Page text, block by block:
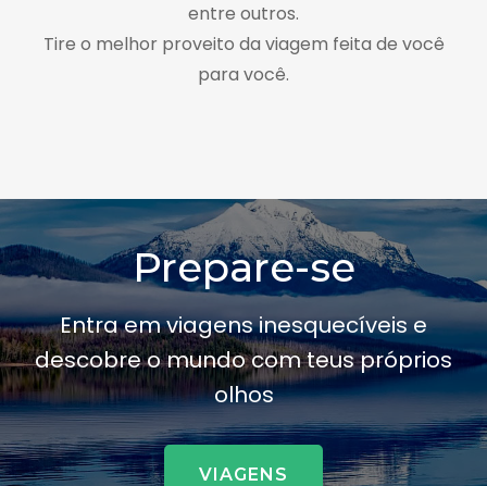
entre outros.
Tire o melhor proveito da viagem feita de você
para você.
Prepare-se
Entra em viagens inesquecíveis e
descobre o mundo com teus próprios
olhos
VIAGENS